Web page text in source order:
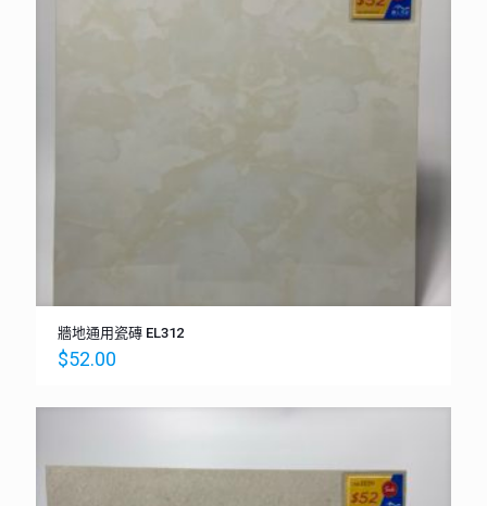
牆地通用瓷磚 EL312
$52.00